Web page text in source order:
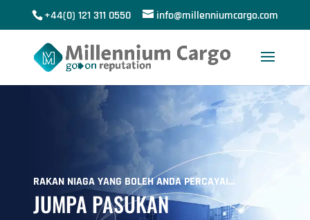
+44(0) 121 311 0550 info@millenniumcargo.com
RAKAN NIAGA YANG BOLEH ANDA PERCAYAI…
JUMPA PASUKAN